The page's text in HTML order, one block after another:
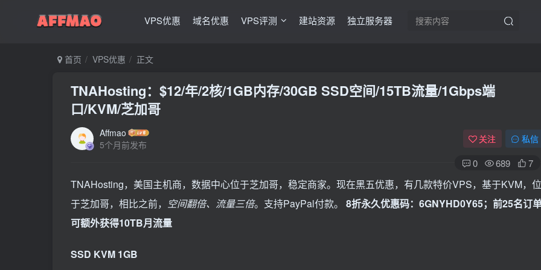
VPS优惠 域名优惠 VPS评测 建站资源 独立服务器
首页 VPS优惠 正文
TNAHosting：$12/年/2核/1GB内存/30GB SSD空间/15TB流量/1Gbps端
口/KVM/芝加哥
Affmao
5个月前发布
关注 私信
0 689 7
TNAHosting，美国主机商，数据中心位于芝加哥，稳定商家。现在黑五优惠，有几款特价VPS，基于KVM，位
于芝加哥，相比之前， 空间翻倍、流量三倍。支持PayPal付款。
8折永久优惠码：6GNYHD0Y65；前25名订
可额外获得10TB月流量
SSD KVM 1GB